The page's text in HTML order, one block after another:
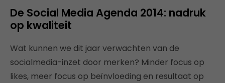
De Social Media Agenda 2014: nadruk
op kwaliteit
Wat kunnen we dit jaar verwachten van de
socialmedia-inzet door merken? Minder focus op
likes, meer focus op beïnvloeding en resultaat op